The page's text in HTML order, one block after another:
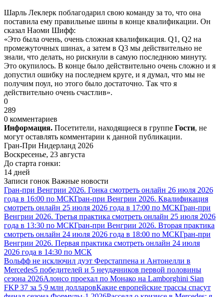
Шарль Леклерк поблагодарил свою команду за то, что она
поставила ему правильные шины в конце квалификации. Он
сказал Наоми Шифф:
«Это была очень, очень сложная квалификация. Q1, Q2 на
промежуточных шинах, а затем в Q3 мы действительно не
знали, что делать, но рискнули в самую последнюю минуту.
Это окупилось. В конце было действительно очень сложно и я
допустил ошибку на последнем круге, и я думал, что мы не
получим поул, но этого было достаточно. Так что я
действительно очень счастлив».
0
289
0 комментариев
Информация. Посетители, находящиеся в группе Гости, не
могут оставлять комментарии к данной публикации.
Гран-При Нидерланд 2026
Воскресенье, 23 августа
До старта гонки:
14 дней
Записи гонок Важные новости
Гран-при Венгрии 2026. Гонка смотреть онлайн 26 июля 2026
года в 16:00 по МСКГран-при Венгрии 2026. Квалификация
смотреть онлайн 25 июля 2026 года в 17:00 по МСКГран-при
Венгрии 2026. Третья практика смотреть онлайн 25 июля 2026
года в 13:30 по МСКГран-при Венгрии 2026. Вторая практика
смотреть онлайн 24 июля 2026 года в 18:00 по МСКГран-при
Венгрии 2026. Первая практика смотреть онлайн 24 июля
2026 года в 14:30 по МСК
Вольфф не исключил дуэт Ферстаппена и Антонелли в
Mercedes5 победителей и 5 неудачников первой половины
сезона 2026Алонсо проехал по Монако на Lamborghini Sian
FKP 37 за 5,9 млн долларовКакие европейские трассы спасут